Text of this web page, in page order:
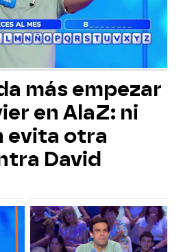
más empezar
en AlaZ: ni
evita otra
David